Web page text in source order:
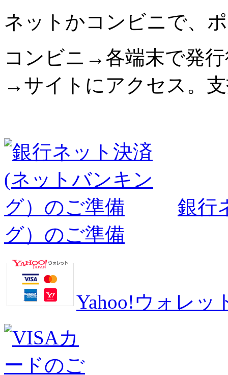
ネットかコンビニで、
コンビニ→各端末で発
→サイトにアクセス。
銀行
グ）のご準備
Yahoo!ウォレッ